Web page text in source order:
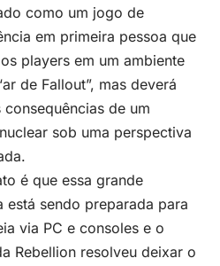
como um jogo de
em primeira pessoa que
players em um ambiente
de Fallout”, mas deverá
de um
sob uma perspectiva
é que essa grande
está sendo preparada para
via PC e consoles e o
Rebellion resolveu deixar o